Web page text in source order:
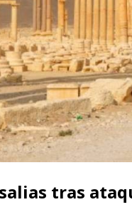
tras